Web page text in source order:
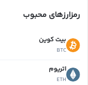
رمزارزهای محبوب
بیت کوین
BTC
اتریوم
ETH